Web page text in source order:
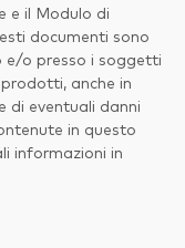
e il Modulo di
documenti sono
e/o presso i soggetti
anche in
di eventuali danni
in questo
informazioni in